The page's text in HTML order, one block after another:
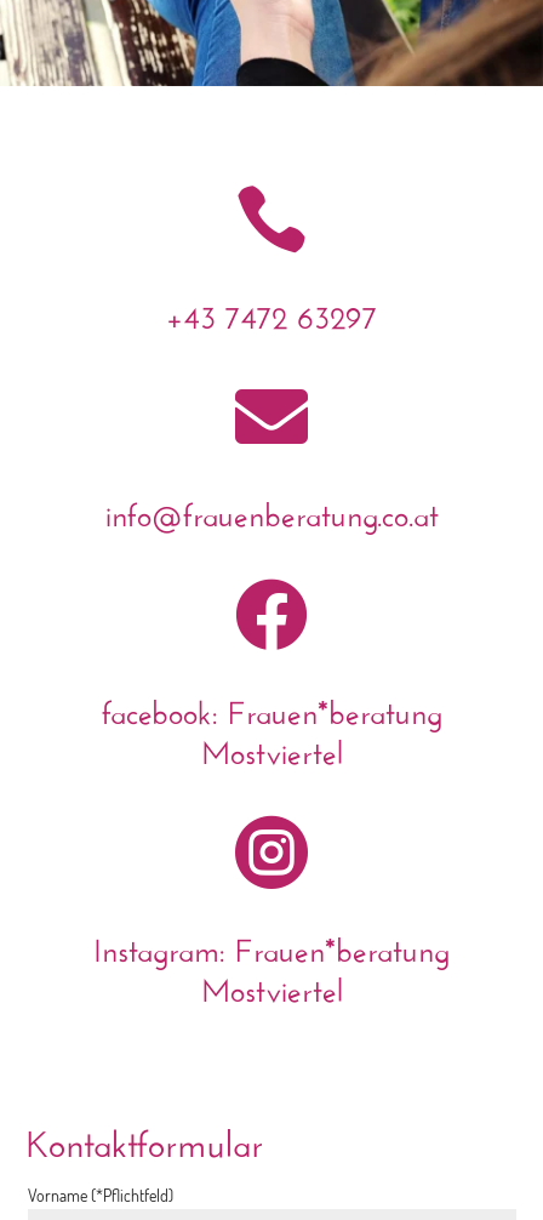

+43 7472 63297

info@frauenberatung.co.at

facebook: Frauen*beratung
Mostviertel

Instagram: Frauen*beratung
Mostviertel
Kontaktformular
Vorname (*Pflichtfeld)